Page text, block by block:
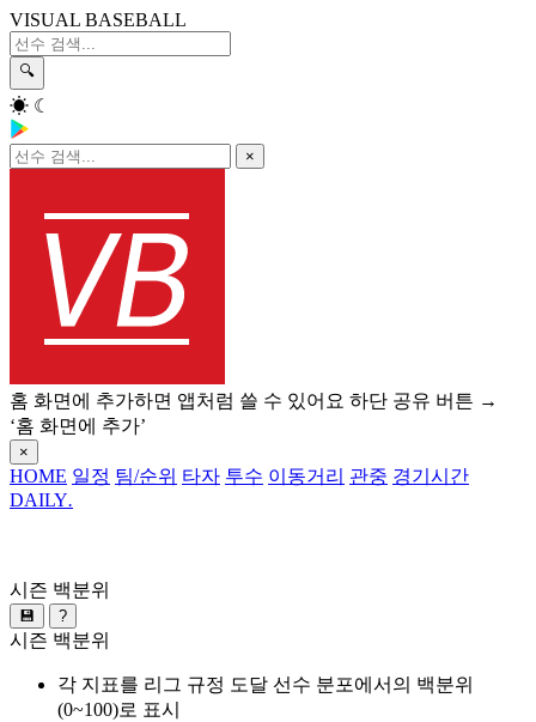
VISUAL BASEBALL
🔍
☀ ☾
×
홈 화면에 추가하면 앱처럼 쓸 수 있어요 하단 공유 버튼 →
‘홈 화면에 추가’
×
HOME 일정 팀/순위 타자 투수 이동거리 관중 경기시간
DAILY.
시즌 백분위
💾 ?
시즌 백분위
각 지표를 리그 규정 도달 선수 분포에서의 백분위
(0~100)로 표시